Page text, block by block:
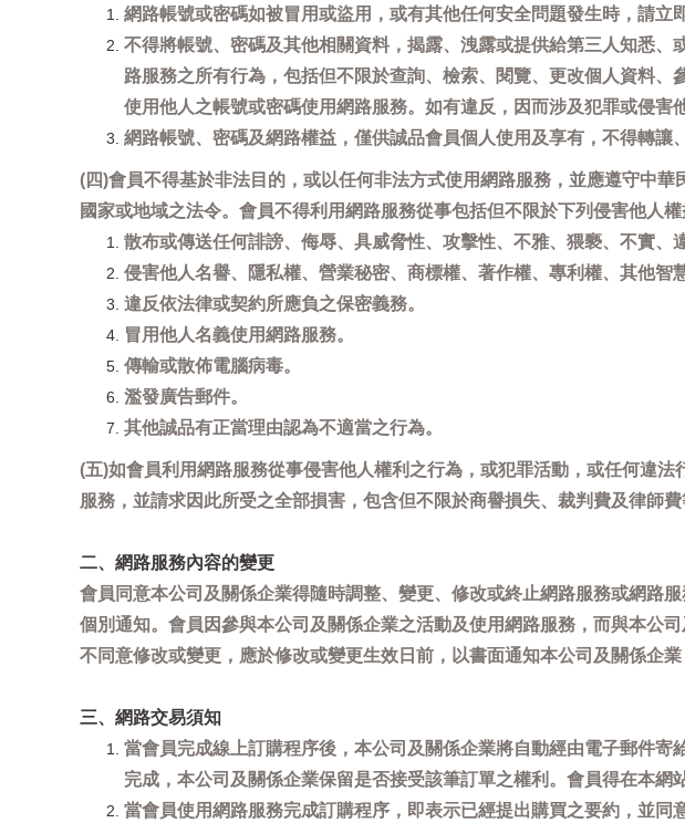
網路帳號或密碼如被冒用或盜用，或有其他任何安全問題發生時，請立
不得將帳號、密碼及其他相關資料，揭露、洩露或提供給第三人知悉
路服務之所有行為，包括但不限於查詢、檢索、閱覽、更改個人資料
使用他人之帳號或密碼使用網路服務。如有違反，因而涉及犯罪或侵害
網路帳號、密碼及網路權益，僅供誠品會員個人使用及享有，不得轉讓
(四)會員不得基於非法目的，或以任何非法方式使用網路服務，並應遵守中
國家或地域之法令。會員不得利用網路服務從事包括但不限於下列侵害他人權
散布或傳送任何誹謗、侮辱、具威脅性、攻擊性、不雅、猥褻、不實、
侵害他人名譽、隱私權、營業秘密、商標權、著作權、專利權、其他智
違反依法律或契約所應負之保密義務。
冒用他人名義使用網路服務。
傳輸或散佈電腦病毒。
濫發廣告郵件。
其他誠品有正當理由認為不適當之行為。
(五)如會員利用網路服務從事侵害他人權利之行為，或犯罪活動，或任何違
服務，並請求因此所受之全部損害，包含但不限於商譽損失、裁判費及律師費
二、網路服務內容的變更
會員同意本公司及關係企業得隨時調整、變更、修改或終止網路服務或網路
個別通知。會員因參與本公司及關係企業之活動及使用網路服務，而與本公
不同意修改或變更，應於修改或變更生效日前，以書面通知本公司及關係企
三、網路交易須知
當會員完成線上訂購程序後，本公司及關係企業將自動經由電子郵件
完成，本公司及關係企業保留是否接受該筆訂單之權利。會員得在本網
當會員使用網路服務完成訂購程序，即表示已經提出購買之要約，並